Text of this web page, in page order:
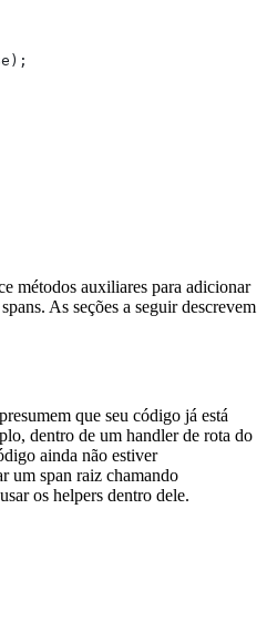
);
métodos auxiliares para adicionar
As seções a seguir descrevem
que seu código já está
dentro de um handler de rota do
ainda não estiver
um span raiz chamando
os helpers dentro dele.